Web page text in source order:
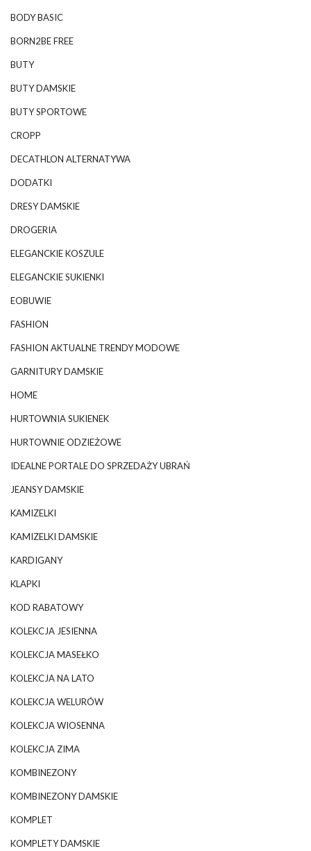
BODY BASIC
BORN2BE FREE
BUTY
BUTY DAMSKIE
BUTY SPORTOWE
CROPP
DECATHLON ALTERNATYWA
DODATKI
DRESY DAMSKIE
DROGERIA
ELEGANCKIE KOSZULE
ELEGANCKIE SUKIENKI
EOBUWIE
FASHION
FASHION AKTUALNE TRENDY MODOWE
GARNITURY DAMSKIE
HOME
HURTOWNIA SUKIENEK
HURTOWNIE ODZIEŻOWE
IDEALNE PORTALE DO SPRZEDAŻY UBRAŃ
JEANSY DAMSKIE
KAMIZELKI
KAMIZELKI DAMSKIE
KARDIGANY
KLAPKI
KOD RABATOWY
KOLEKCJA JESIENNA
KOLEKCJA MASEŁKO
KOLEKCJA NA LATO
KOLEKCJA WELURÓW
KOLEKCJA WIOSENNA
KOLEKCJA ZIMA
KOMBINEZONY
KOMBINEZONY DAMSKIE
KOMPLET
KOMPLETY DAMSKIE